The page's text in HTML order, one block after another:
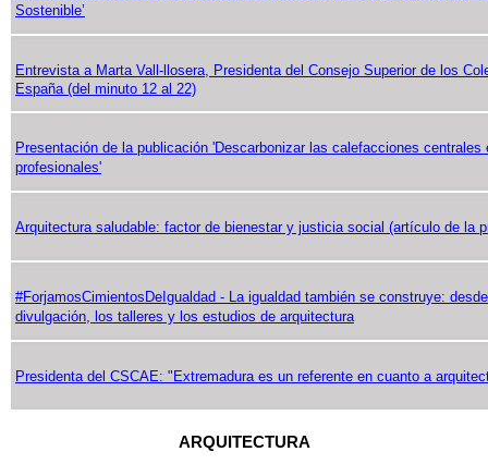
Sostenible’
Entrevista a Marta Vall-llosera, Presidenta del Consejo Superior de los
España (del minuto 12 al 22)
Presentación de la publicación 'Descarbonizar las calefacciones centrales
profesionales'
Arquitectura saludable: factor de bienestar y justicia social (artículo de la
#ForjamosCimientosDeIgualdad - La igualdad también se construye:
divulgación, los talleres y los estudios de arquitectura
Presidenta del CSCAE: "Extremadura es un referente en cuanto a
ARQUITECTURA